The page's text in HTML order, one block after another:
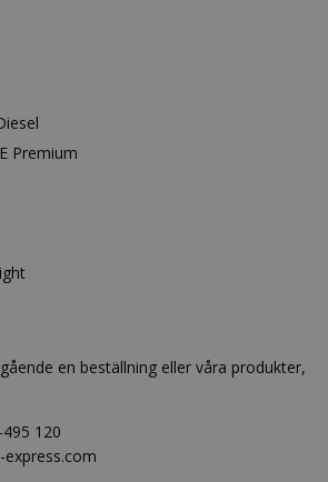
Premium
en beställning eller våra produkter,
120